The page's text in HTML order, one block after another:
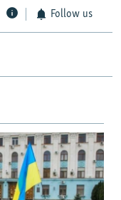
Follow us